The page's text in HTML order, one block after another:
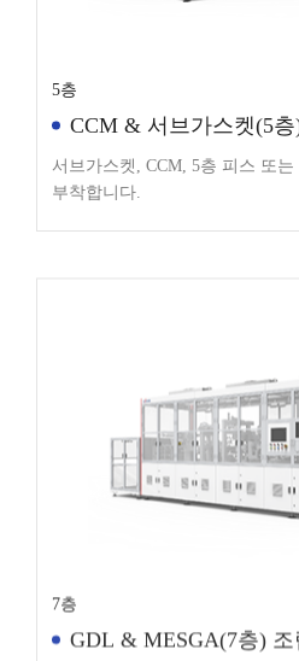
CCM & 서브가스켓(5층
서브가스켓, CCM, 5층 피스 또
부착합니다.
GDL & MESGA(7층) 조
GDL 피스 디스펜싱 후 MESGA